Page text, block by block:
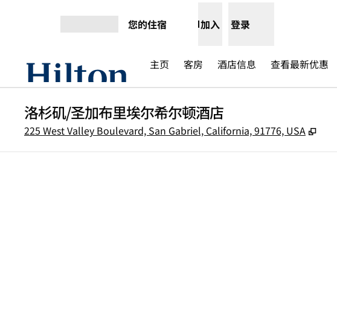
您的住宿 加入 登录
主页 客房 酒店信息 查看最新优惠​
洛杉矶/圣加布里埃尔希尔顿酒店
225 West Valley Boulevard, San Gabriel, California, 91776, USA ,